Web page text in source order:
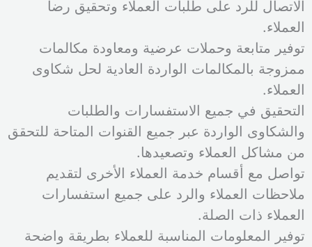
الاتصال للرد على طلبات العملاء وتحقيق رضا
العملاء.
توفير متابعة وحملات عرضية ومعاودة مكالمات
ممزوجة بالمكالمات الواردة العادية لحل شكاوى
العملاء.
التحقيق في جميع الاستفسارات والطلبات
والشكاوى الواردة عبر جميع القنوات المتاحة للتحقق
من مشاكل العملاء وتصعيدها.
تواصل مع أقسام خدمة العملاء الأخرى لتقديم
ملاحظات العملاء والرد على جميع استفسارات
العملاء ذات الصلة.
توفير المعلومات المناسبة للعملاء بطريقة واضحة